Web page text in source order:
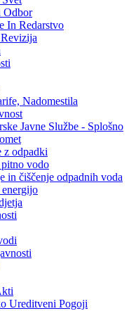
Odbor
In Redarstvo
Nadomestila
Javne Službe - Splošno
z odpadki
vodo
in čiščenje odpadnih voda
Ureditveni Pogoji